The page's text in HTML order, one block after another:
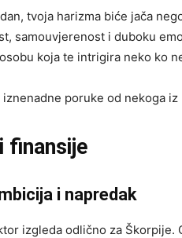
tvoja harizma biće jača
samouvjerenost i duboku
koja te intrigira neko ko
iznenadne poruke od nekoga
finansije
i napredak
izgleda odlično za